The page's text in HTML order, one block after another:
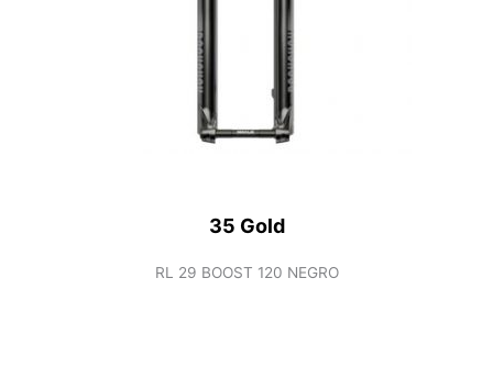
35 Gold
RL 29 BOOST 120 NEGRO